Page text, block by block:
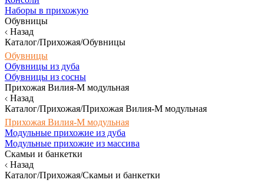
Наборы в прихожую
Обувницы
Назад
Каталог/Прихожая/Обувницы
Обувницы
Обувницы из дуба
Обувницы из сосны
Прихожая Вилия-М модульная
Назад
Каталог/Прихожая/Прихожая Вилия-М модульная
Прихожая Вилия-М модульная
Модульные прихожие из дуба
Модульные прихожие из массива
Скамьи и банкетки
Назад
Каталог/Прихожая/Скамьи и банкетки